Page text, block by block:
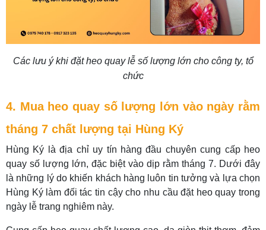
Các lưu ý khi đặt heo quay lễ số lượng lớn cho công ty, tổ
chức
4. Mua heo quay số lượng lớn vào ngày rằm
tháng 7 chất lượng tại Hùng Ký
Hùng Ký là địa chỉ uy tín hàng đầu chuyên cung cấp heo
quay số lượng lớn, đặc biệt vào dịp rằm tháng 7. Dưới đây
là những lý do khiến khách hàng luôn tin tưởng và lựa chọn
Hùng Ký làm đối tác tin cậy cho nhu cầu đặt heo quay trong
ngày lễ trang nghiêm này.